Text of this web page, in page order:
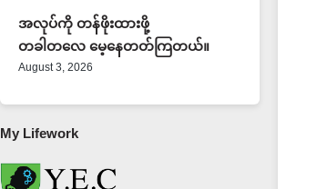
အလုပ်ကို တန်ဖိုးထားဖို့
တခါတလေ မေ့နေတတ်ကြတယ်။
August 3, 2026
My Lifework